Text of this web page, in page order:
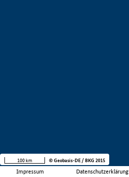
Impressum Datenschutzerklärung
100 km © Geobasis-DE / BKG 2015